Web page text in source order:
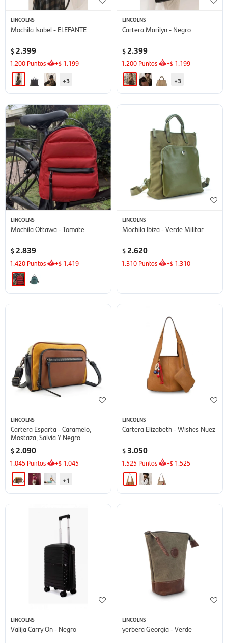
LINCOLNS
Mochila Isabel - ELEFANTE
$ 2.399
1.200 Puntos +$ 1.199
+3
LINCOLNS
Cartera Marilyn - Negro
$ 2.399
1.200 Puntos +$ 1.199
+3
LINCOLNS
Mochila Ottawa - Tomate
$ 2.839
1.420 Puntos +$ 1.419
LINCOLNS
Mochila Ibiza - Verde Militar
$ 2.620
1.310 Puntos +$ 1.310
LINCOLNS
Cartera Esparta - Caramelo,
Mostaza, Salvia Y Negro
$ 2.090
1.045 Puntos +$ 1.045
+1
LINCOLNS
Cartera Elizabeth - Wishes Nuez
$ 3.050
1.525 Puntos +$ 1.525
LINCOLNS
Valija Carry On - Negro
LINCOLNS
yerbera Georgia - Verde